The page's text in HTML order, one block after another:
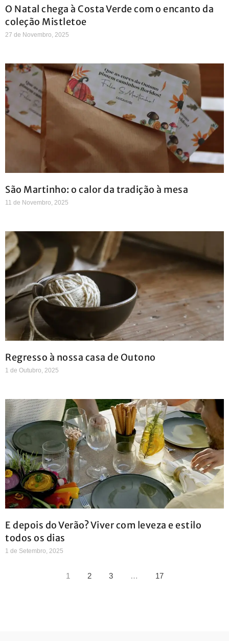
O Natal chega à Costa Verde com o encanto da
coleção Mistletoe
27 de Novembro, 2025
São Martinho: o calor da tradição à mesa
11 de Novembro, 2025
Regresso à nossa casa de Outono
1 de Outubro, 2025
E depois do Verão? Viver com leveza e estilo
todos os dias
1 de Setembro, 2025
1 2 3 … 17